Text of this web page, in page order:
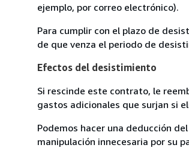
ejemplo, por correo electrónico).
Para cumplir con el plazo de
de que venza el periodo de
Efectos del desistimiento
Si rescinde este contrato, le
gastos adicionales que surjan si
Podemos hacer una deducción
manipulación innecesaria por su